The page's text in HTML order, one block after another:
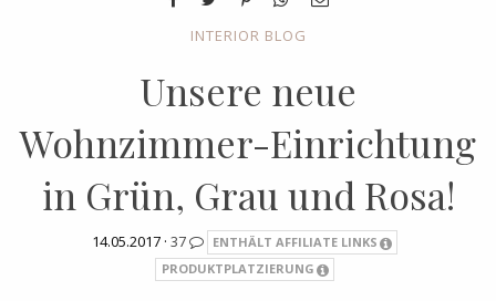
INTERIOR BLOG
Unsere neue
Wohnzimmer-Einrichtung
in Grün, Grau und Rosa!
14.05.2017 · 37
ENTHÄLT AFFILIATE LINKS
PRODUKTPLATZIERUNG